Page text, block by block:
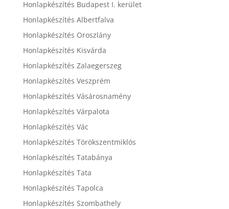
Honlapkészítés Budapest I. kerület
Honlapkészítés Albertfalva
Honlapkészítés Oroszlány
Honlapkészítés Kisvárda
Honlapkészítés Zalaegerszeg
Honlapkészítés Veszprém
Honlapkészítés Vásárosnamény
Honlapkészítés Várpalota
Honlapkészítés Vác
Honlapkészítés Törökszentmiklós
Honlapkészítés Tatabánya
Honlapkészítés Tata
Honlapkészítés Tapolca
Honlapkészítés Szombathely